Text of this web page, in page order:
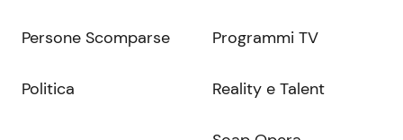
Persone Scomparse
Politica
Programmi TV
Reality e Talent